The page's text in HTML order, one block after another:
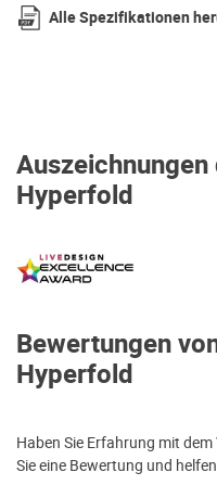
Alle Spezifikationen
Hyperfold
Bewertungen
Hyperfold
Haben Sie Erfahrung mit
Sie eine Bewertung und